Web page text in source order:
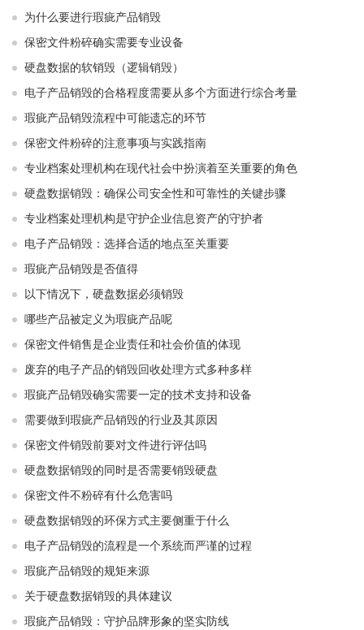
为什么要进行瑕疵产品销毁
保密文件粉碎确实需要专业设备
硬盘数据的软销毁（逻辑销毁）
电子产品销毁的合格程度需要从多个方面进行综合考量
瑕疵产品销毁流程中可能遗忘的环节
保密文件粉碎的注意事项与实践指南
专业档案处理机构在现代社会中扮演着至关重要的角色
硬盘数据销毁：确保公司安全性和可靠性的关键步骤
专业档案处理机构是守护企业信息资产的守护者
电子产品销毁：选择合适的地点至关重要
瑕疵产品销毁是否值得
以下情况下，硬盘数据必须销毁
哪些产品被定义为瑕疵产品呢
保密文件销售是企业责任和社会价值的体现
废弃的电子产品的销毁回收处理方式多种多样
瑕疵产品销毁确实需要一定的技术支持和设备
需要做到瑕疵产品销毁的行业及其原因
保密文件销毁前要对文件进行评估吗
硬盘数据销毁的同时是否需要销毁硬盘
保密文件不粉碎有什么危害吗
硬盘数据销毁的环保方式主要侧重于什么
电子产品销毁的流程是一个系统而严谨的过程
瑕疵产品销毁的规矩来源
关于硬盘数据销毁的具体建议
瑕疵产品销毁：守护品牌形象的坚实防线